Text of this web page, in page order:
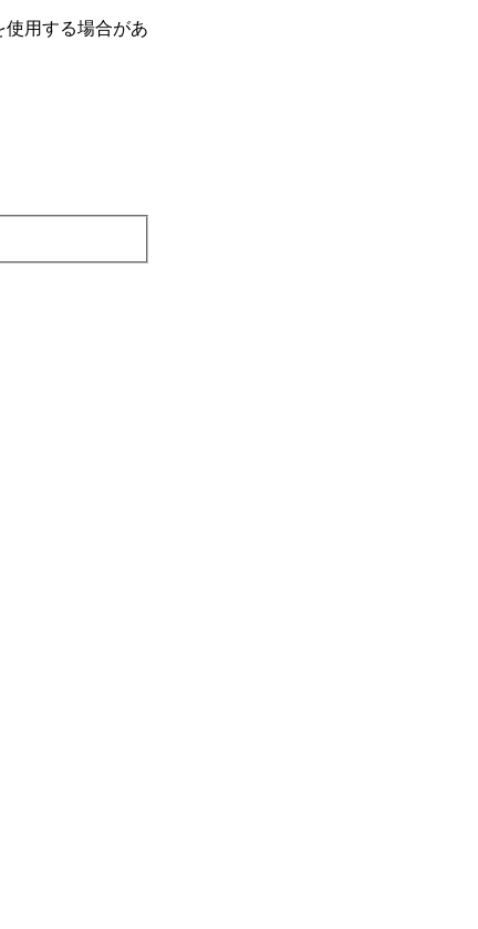
使⽤する場合があ